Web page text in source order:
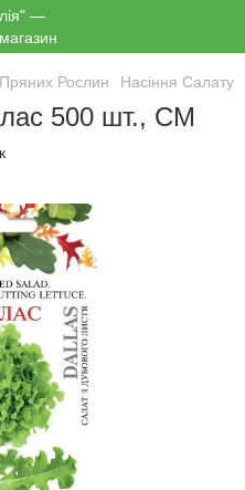
Рослин Насіння Салату
500 шт., СМ